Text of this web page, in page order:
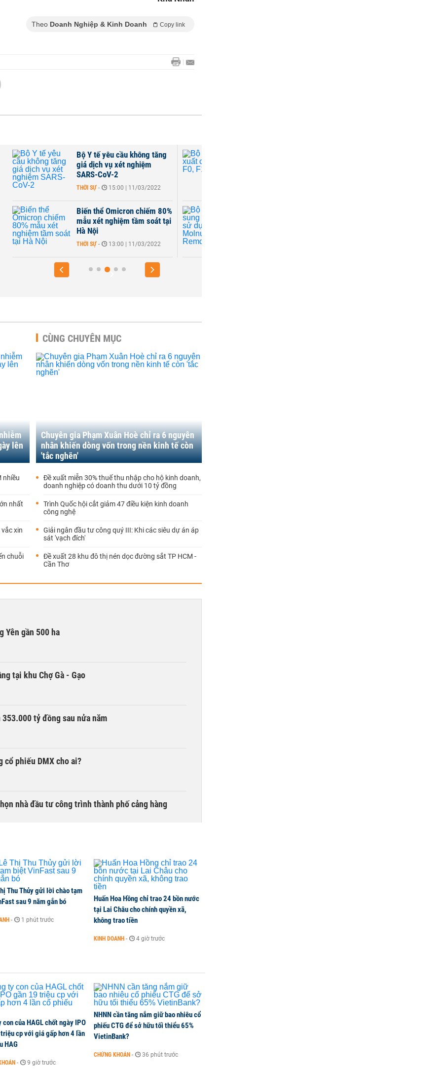
Theo Doanh Nghiệp & Kinh Doanh Copy link
Bộ Y tế yêu cầu không tăng
giá dịch vụ xét nghiệm
SARS-CoV-2
THỜI SỰ - 15:00 | 11/03/2022
Biến thể Omicron chiếm 80%
mẫu xét nghiệm tầm soát tại
Hà Nội
THỜI SỰ - 13:00 | 11/03/2022
lên
nhiều
nhất
xin
chuỗi
CÙNG CHUYÊN MỤC
Chuyên gia Phạm Xuân Hoè chỉ ra 6 nguyên
nhân khiến dòng vốn trong nền kinh tế còn
'tắc nghẽn'
Đề xuất miễn 30% thuế thu nhập cho hộ kinh doanh,
doanh nghiệp có doanh thu dưới 10 tỷ đồng
Trình Quốc hội cắt giảm 47 điều kiện kinh doanh
công nghệ
Giải ngân đầu tư công quý III: Khi các siêu dự án áp
sát 'vạch đích'
Đề xuất 28 khu đô thị nén dọc đường sắt TP HCM -
Cần Thơ
Yên gần 500 ha
tại khu Chợ Gà - Gạo
tỷ đồng sau nửa năm
cổ phiếu DMX cho ai?
nhà đầu tư công trình thành phố cảng hàng
ai đã mua vào?
lao động công trình đóng BHXH bắt buộc
Khoa bị khởi tố
Thu Thủy gửi lời chào tạm
sau 9 năm gắn bó
- 1 phút trước
Huấn Hoa Hồng chỉ trao 24 bồn nước
tại Lai Châu cho chính quyền xã,
không trao tiền
KINH DOANH - 4 giờ trước
con của HAGL chốt ngày IPO
cp với giá gấp hơn 4 lần
HAG
- 9 giờ trước
NHNN cần tăng nắm giữ bao nhiêu cổ
phiếu CTG để sở hữu tối thiểu 65%
VietinBank?
CHỨNG KHOÁN - 36 phút trước